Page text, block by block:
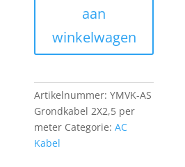
aardevlecht
meter
aan
winkelwagen
Artikelnummer:YMVK-AS
Grondkabel 2X2,5 per
meter Categorie:AC
Kabel